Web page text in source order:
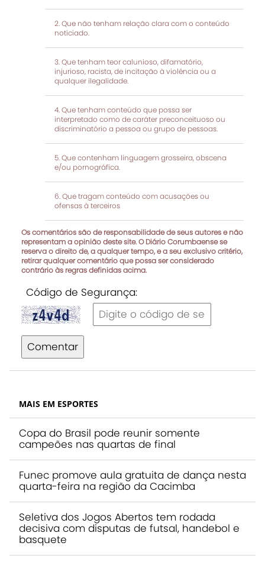
Que não tenham relação clara com o conteúdo
noticiado.
Que tenham teor calunioso, difamatório,
injurioso, racista, de incitação à violência ou a
qualquer ilegalidade.
Que tenham conteúdo que possa ser
interpretado como de caráter preconceituoso ou
discriminatório a pessoa ou grupo de pessoas.
Que contenham linguagem grosseira, obscena
e/ou pornográfica.
Que tragam conteúdo com acusações ou
ofensas à terceiros
Os comentários são de responsabilidade de seus autores e não
representam a opinião deste site. O Diário Corumbaense se
reserva o direito de, a qualquer tempo, e a seu exclusivo critério,
retirar qualquer comentário que possa ser considerado
contrário às regras definidas acima.
Código de Segurança:
Comentar
MAIS EM ESPORTES
Copa do Brasil pode reunir somente
campeões nas quartas de final
Funec promove aula gratuita de dança nesta
quarta-feira na região da Cacimba
Seletiva dos Jogos Abertos tem rodada
decisiva com disputas de futsal, handebol e
basquete